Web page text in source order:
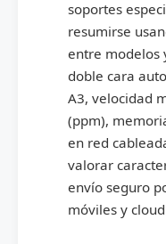
soportes
resumirse
entre modelos
doble cara
A3, velocidad
(ppm),
en red
valorar
envío seguro
móviles y